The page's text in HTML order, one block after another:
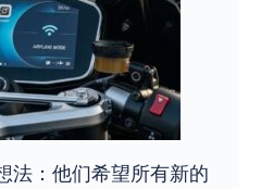
法：他们希望所有新的